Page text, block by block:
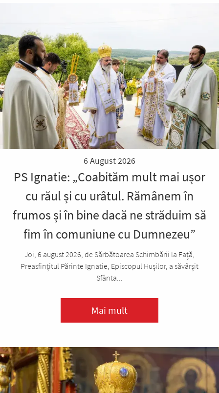
6 August 2026
PS Ignatie: „Coabităm mult mai ușor
cu răul și cu urâtul. Rămânem în
frumos și în bine dacă ne străduim să
fim în comuniune cu Dumnezeu”
Joi, 6 august 2026, de Sărbătoarea Schimbării la Față,
Preasfințitul Părinte Ignatie, Episcopul Hușilor, a săvârșit
Sfânta...
Mai mult